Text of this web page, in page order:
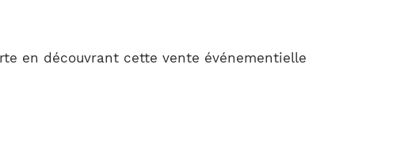
en découvrant cette vente événementielle